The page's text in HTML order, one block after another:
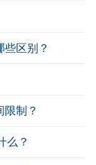
些区别？
限制？
么？